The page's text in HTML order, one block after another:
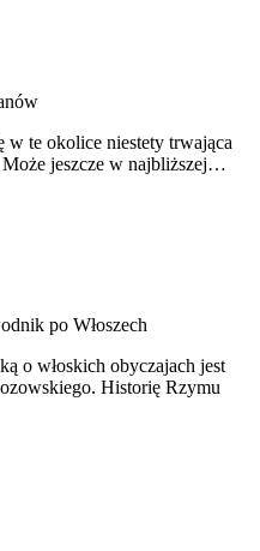
w te okolice niestety trwająca
jeszcze w najbliższej…
po Włoszech
o włoskich obyczajach jest
Historię Rzymu